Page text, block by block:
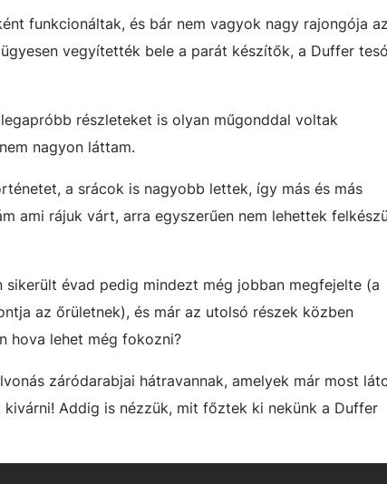
funkcionáltak, és bár nem vagyok nagy rajongója az
vegyítették bele a parát készítők, a Duffer
részleteket is olyan műgonddal voltak
nagyon láttam.
a srácok is nagyobb lettek, így más és más
ami rájuk várt, arra egyszerűen nem lehettek
évad pedig mindezt még jobban megfejelte (a
az őrületnek), és már az utolsó részek közben
hova lehet még fokozni?
záródarabjai hátravannak, amelyek már most
Addig is nézzük, mit főztek ki nekünk a Duffer